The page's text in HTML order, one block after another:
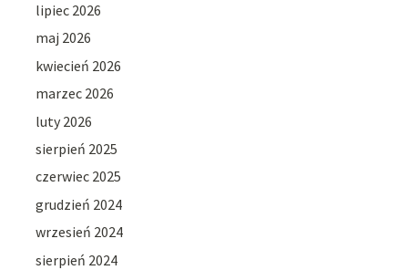
lipiec 2026
maj 2026
kwiecień 2026
marzec 2026
luty 2026
sierpień 2025
czerwiec 2025
grudzień 2024
wrzesień 2024
sierpień 2024